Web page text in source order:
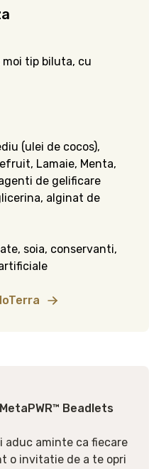
moi tip biluta, cu
(ulei de cocos),
Lamaie, Menta,
de gelificare
alginat de
soia, conservanti,
Beadlets
aduc aminte ca fiecare
o invitatie de a te opri